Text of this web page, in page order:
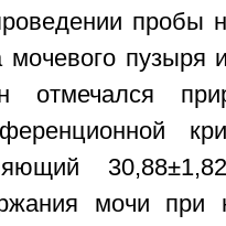
пробы
пузыря
отмечался
мочи при